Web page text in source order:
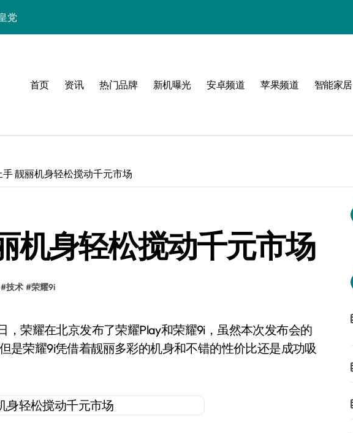
党
技巧
手
也能玩出潮流范
首页 资讯 热门品牌 新机曝光 安卓频道 苹果频道 智能家居
靓丽机身轻松搅动千元市场
机身轻松搅动千元市场
#技术 #荣耀9i
是荣耀9i凭借着靓丽多彩的机身和不错的性价比还是成功吸